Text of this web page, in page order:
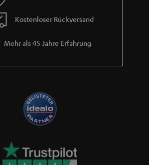
Kostenloser Rückversand
Mehr als 45 Jahre Erfahrung